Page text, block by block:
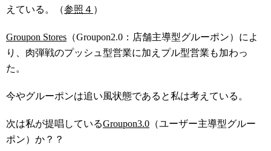
えている。（参照４ ）
Groupon Stores （Groupon2.0：店舗主導型グルーポン）によ
り、肉弾戦のプッシュ型営業に加えプル型営業も加わっ
た。
今やグルーポンは追い風状態であると私は考えている。
次は私が提唱しているGroupon3.0 （ユーザー主導型グルー
ポン）か？？